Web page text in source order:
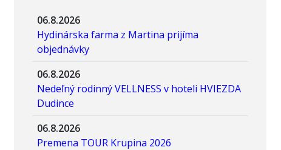
06.8.2026
Hydinárska farma z Martina prijíma
objednávky
06.8.2026
Nedeľný rodinný VELLNESS v hoteli HVIEZDA
Dudince
06.8.2026
Premena TOUR Krupina 2026